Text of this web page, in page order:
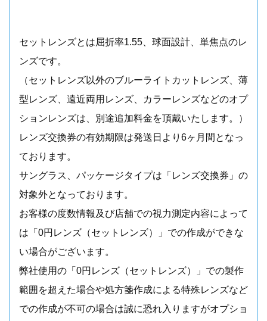
セットレンズとは屈折率1.55、球面設計、単焦点のレ
ンズです。
（セットレンズ以外のブルーライトカットレンズ、薄
型レンズ、遠近両用レンズ、カラーレンズなどのオプ
ションレンズは、別途追加料金を頂戴いたします。）
レンズ交換券の有効期限は発送日より6ヶ月間となっ
ております。
サングラス、パッケージタイプは「レンズ交換券」の
対象外となっております。
お客様の度数情報及び店舗での視力測定内容によって
は「0円レンズ（セットレンズ）」での作成ができな
い場合がございます。
弊社使用の「0円レンズ（セットレンズ）」での製作
範囲を超えた場合や処方箋作成による特殊レンズなど
での作成が不可の場合は誠に恐れ入りますがオプショ